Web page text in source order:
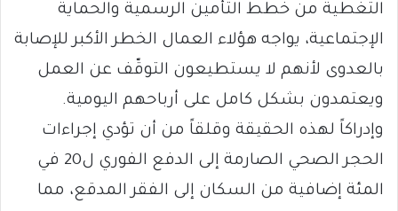
التغطية من خطط التأمين الرسمية والحماية
الإجتماعية، يواجه هؤلاء العمال الخطر الأكبر للإصابة
بالعدوى لأنهم لا يستطيعون التوقّف عن العمل
ويعتمدون بشكل كامل على أرباحهم اليومية.
وإدراكاً لهذه الحقيقة وقلقاً من أن تؤدي إجراءات
الحجر الصحي الصارمة إلى الدفع الفوري ل20 في
المئة إضافية من السكان إلى الفقر المدقع، مما